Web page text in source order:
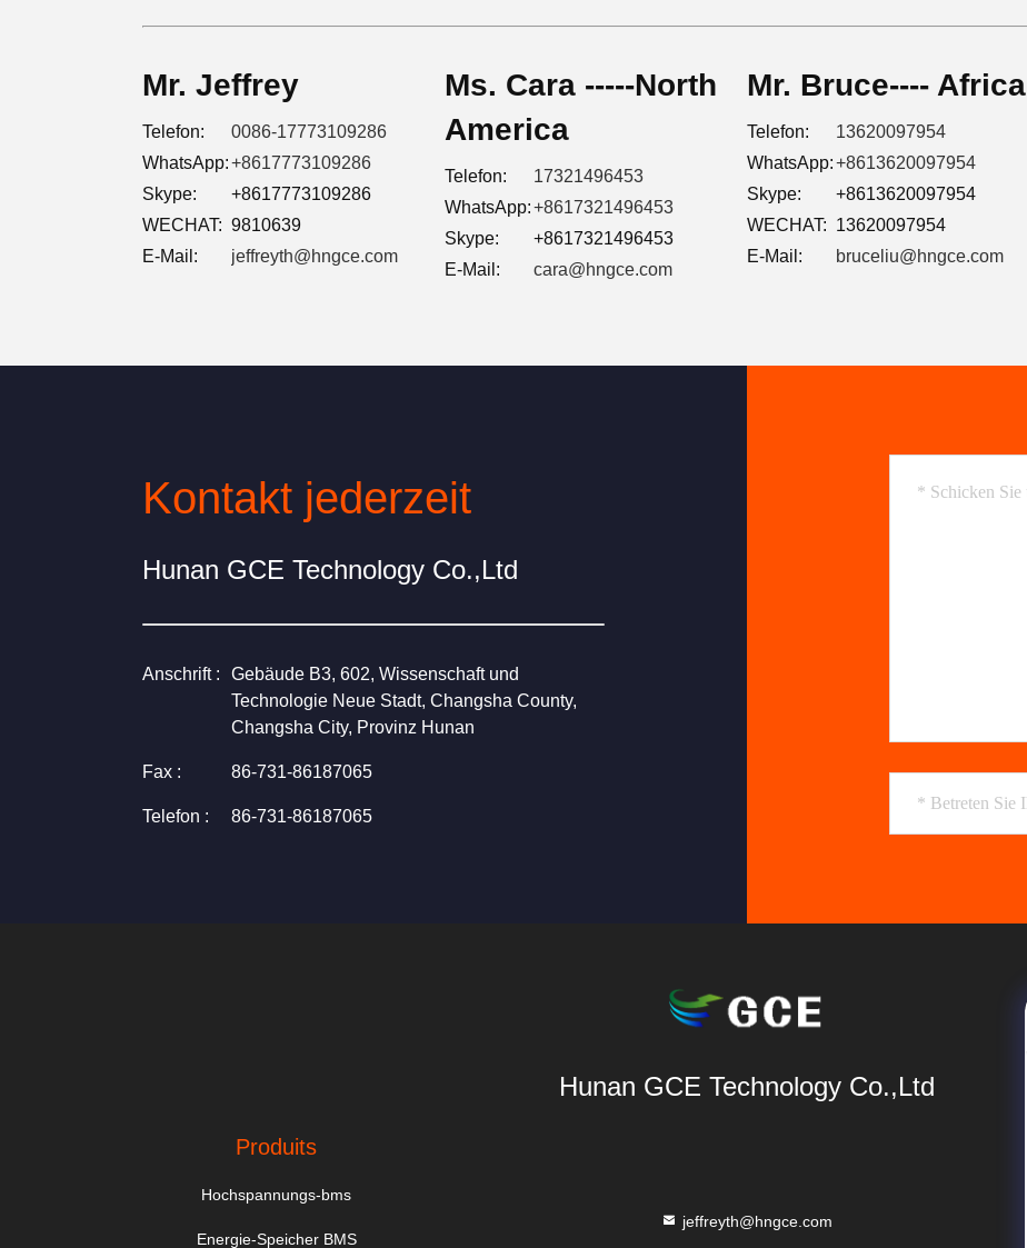
Mr. Jeffrey
Telefon:
0086-17773109286
WhatsApp:+8617773109286
Skype:
+8617773109286
WECHAT: 9810639
E-Mail:
jeffreyth@hngce.com
Ms. Cara -----North
America
Telefon:
17321496453
WhatsApp:+8617321496453
Skype:
+8617321496453
E-Mail:
cara@hngce.com
Mr. Bruce---- Africa
Telefon:
13620097954
WhatsApp:+8613620097954
Skype:
+8613620097954
WECHAT: 13620097954
E-Mail:
bruceliu@hngce.com
Kontakt jederzeit
Hunan GCE Technology Co.,Ltd
Anschrift :
Gebäude B3, 602, Wissenschaft und
Technologie Neue Stadt, Changsha County,
Changsha City, Provinz Hunan
Fax : 86-731-86187065
Telefon : 86-731-86187065
Hunan GCE Technology Co.,Ltd
Produits
Hochspannungs-bms
Energie-Speicher BMS
jeffreyth@hngce.com